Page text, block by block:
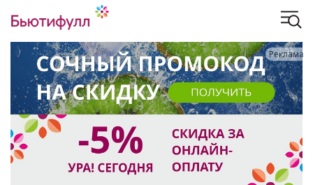
Реклама